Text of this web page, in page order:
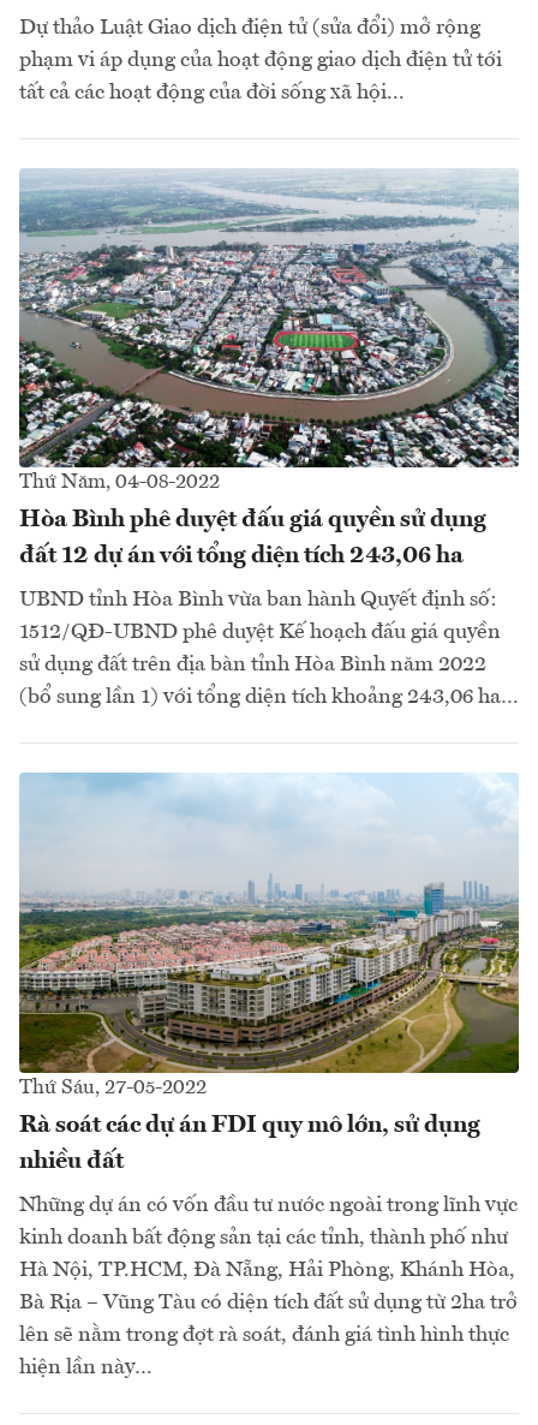
Dự thảo Luật Giao dịch điện tử (sửa đổi) mở rộng
phạm vi áp dụng của hoạt động giao dịch điện tử tới
tất cả các hoạt động của đời sống xã hội...
Thứ Năm, 04-08-2022
Hòa Bình phê duyệt đấu giá quyền sử dụng
đất 12 dự án với tổng diện tích 243,06 ha
UBND tỉnh Hòa Bình vừa ban hành Quyết định số:
1512/QĐ-UBND phê duyệt Kế hoạch đấu giá quyền
sử dụng đất trên địa bàn tỉnh Hòa Bình năm 2022
(bổ sung lần 1) với tổng diện tích khoảng 243,06 ha…
Thứ Sáu, 27-05-2022
Rà soát các dự án FDI quy mô lớn, sử dụng
nhiều đất
Những dự án có vốn đầu tư nước ngoài trong lĩnh vực
kinh doanh bất động sản tại các tỉnh, thành phố như
Hà Nội, TP.HCM, Đà Nẵng, Hải Phòng, Khánh Hòa,
Bà Rịa – Vũng Tàu có diện tích đất sử dụng từ 2ha trở
lên sẽ nằm trong đợt rà soát, đánh giá tình hình thực
hiện lần này…